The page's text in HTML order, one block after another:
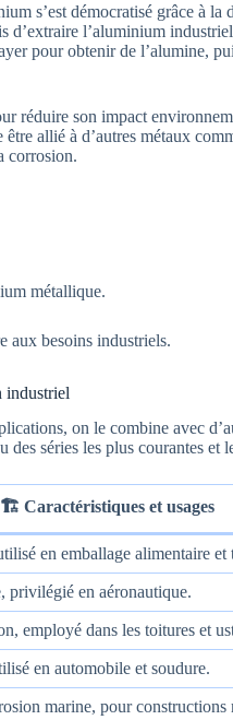
s’est démocratisé grâce à la
l’aluminium
pour obtenir de l’alumine,
réduire son impact
allié à d’autres métaux
corrosion.
métallique.
aux besoins industriels.
industriel
on le combine avec
des séries les plus courantes et
🏗️ Caractéristiques et usages
en emballage alimentaire
privilégié en aéronautique.
employé dans les toitures et
en automobile et soudure.
marine, pour constructions